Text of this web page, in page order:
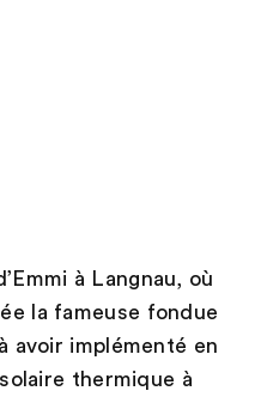
à Langnau, où
la fameuse fondue
avoir implémenté en
thermique à